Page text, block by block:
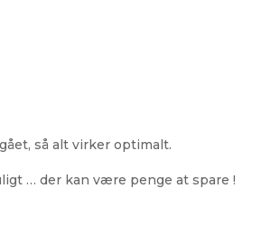
så alt virker optimalt.
… der kan være penge at spare !